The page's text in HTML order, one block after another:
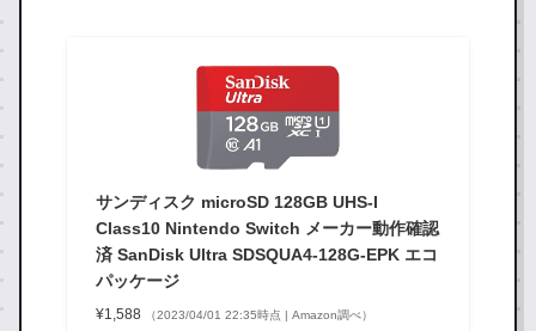
サンディスク microSD 128GB UHS-I
Class10 Nintendo Switch メーカー動作確認
済 SanDisk Ultra SDSQUA4-128G-EPK エコ
パッケージ
¥1,588 （2023/04/01 22:35時点 | Amazon調べ）